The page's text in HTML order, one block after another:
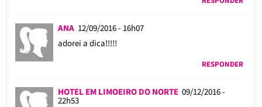
ANA 12/09/2016 - 16h07
adorei a dica!!!!!
RESPONDER
HOTEL EM LIMOEIRO DO NORTE 09/12/2016 -
22h53